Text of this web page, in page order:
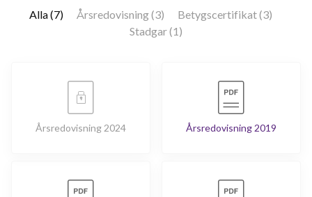
Alla (7)
Årsredovisning (3)
Betygscertifikat (3)
Stadgar (1)
Årsredovisning 2024 Årsredovisning 2019